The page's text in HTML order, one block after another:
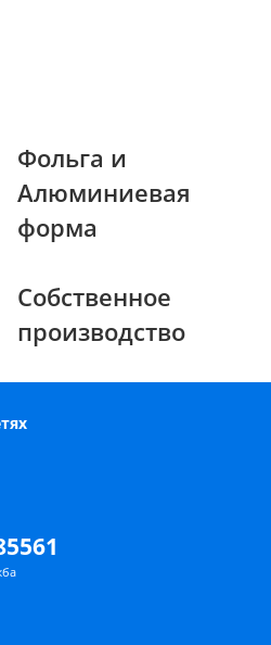
Фольга и
Алюминиевая
форма
Собственное
производство